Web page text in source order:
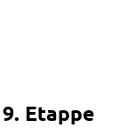
Etappe